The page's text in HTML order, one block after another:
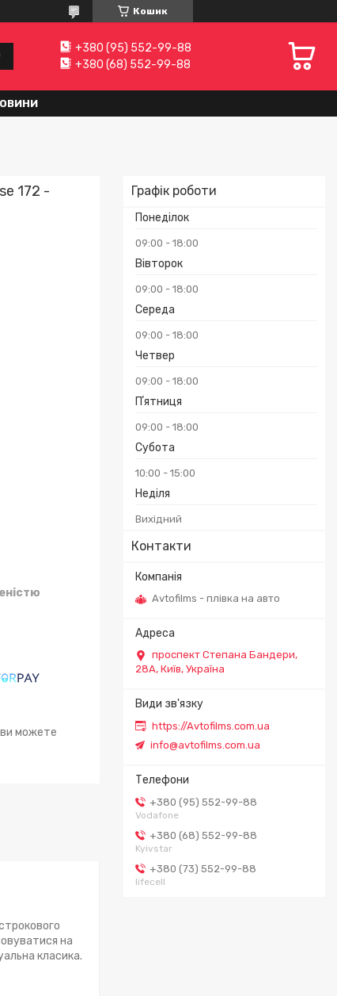
Кошик
+380 (95) 552-99-88
+380 (68) 552-99-88
Графік роботи
Понеділок
09:00 18:00
Вівторок
09:00 18:00
Середа
09:00 18:00
Четвер
09:00 18:00
Пʼятниця
09:00 18:00
Субота
10:00 15:00
Неділя
Вихідний
Контакти
Avtofilms - плівка на авто
проспект Степана Бандери,
28А, Київ, Україна
https://Avtofilms.com.ua
info@avtofilms.com.ua
+380 (95) 552-99-88
Vodafone
+380 (68) 552-99-88
Kyivstar
+380 (73) 552-99-88
lifecell
172 -
ви можете
на
класика.